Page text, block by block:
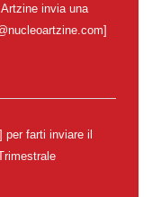
invia una
farti inviare il